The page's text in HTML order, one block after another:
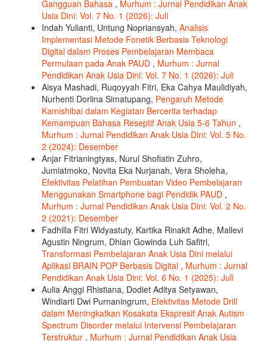
Gangguan Bahasa , Murhum : Jurnal Pendidikan Anak
Usia Dini: Vol. 7 No. 1 (2026): Juli
Indah Yulianti, Untung Nopriansyah, Analisis
Implementasi Metode Fonetik Berbasis Teknologi
Digital dalam Proses Pembelajaran Membaca
Permulaan pada Anak PAUD , Murhum : Jurnal
Pendidikan Anak Usia Dini: Vol. 7 No. 1 (2026): Juli
Aisya Mashadi, Ruqoyyah Fitri, Eka Cahya Maulidiyah,
Nurhenti Dorlina Simatupang, Pengaruh Metode
Kamishibai dalam Kegiatan Bercerita terhadap
Kemampuan Bahasa Reseptif Anak Usia 5-6 Tahun ,
Murhum : Jurnal Pendidikan Anak Usia Dini: Vol. 5 No.
2 (2024): Desember
Anjar Fitrianingtyas, Nurul Shofiatin Zuhro,
Jumiatmoko, Novita Eka Nurjanah, Vera Sholeha,
Efektivitas Pelatihan Pembuatan Video Pembelajaran
Menggunakan Smartphone bagi Pendidik PAUD ,
Murhum : Jurnal Pendidikan Anak Usia Dini: Vol. 2 No.
2 (2021): Desember
Fadhilla Fitri Widyastuty, Kartika Rinakit Adhe, Mallevi
Agustin Ningrum, Dhian Gowinda Luh Safitri,
Transformasi Pembelajaran Anak Usia Dini melalui
Aplikasi BRAIN POP Berbasis Digital , Murhum : Jurnal
Pendidikan Anak Usia Dini: Vol. 6 No. 1 (2025): Juli
Aulia Anggi Rhistiana, Dodiet Aditya Setyawan,
Windiarti Dwi Purnaningrum, Efektivitas Metode Drill
dalam Meningkatkan Kosakata Ekspresif Anak Autism
Spectrum Disorder melalui Intervensi Pembelajaran
Terstruktur , Murhum : Jurnal Pendidikan Anak Usia